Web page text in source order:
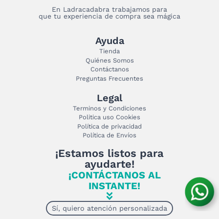
En Ladracadabra trabajamos para
que tu experiencia de compra sea mágica
Ayuda
Tienda
Quiénes Somos
Contáctanos
Preguntas Frecuentes
Legal
Terminos y Condiciones
Politica uso Cookies
Política de privacidad
Política de Envíos
¡Estamos listos para
ayudarte!
¡CONTÁCTANOS AL
INSTANTE!
Sí, quiero atención personalizada